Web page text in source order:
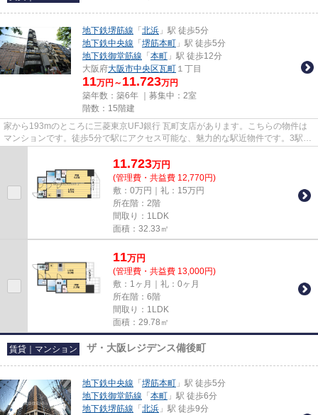
地下鉄堺筋線 「 北浜 」駅 徒歩5分
地下鉄中央線 「 堺筋本町 」駅 徒歩5分
地下鉄御堂筋線 「 本町 」駅 徒歩12分
大阪府大阪市中央区瓦町 １丁目
11万円～ 11.723万円
築年数：築6年 ｜募集中： 2室
階数：15階建
家から193mのところに三菱東京UFJ銀行 瓦町支店があります。こちらの物件は
マンションです。徒歩5分で駅にアクセス可能な、魅力的な駅近物件です。3駅以
11.723万円
(管理費・共益費 12,770円)
敷：0万円｜礼：15万円
所在階：2階
間取り：1LDK
面積：32.33㎡
11万円
(管理費・共益費 13,000円)
敷：1ヶ月｜礼：0ヶ月
所在階：6階
間取り：1LDK
面積：29.78㎡
賃貸｜マンション ザ・大阪レジデンス備後町
地下鉄中央線 「 堺筋本町 」駅 徒歩5分
地下鉄御堂筋線 「 本町 」駅 徒歩6分
地下鉄堺筋線 「 北浜 」駅 徒歩9分